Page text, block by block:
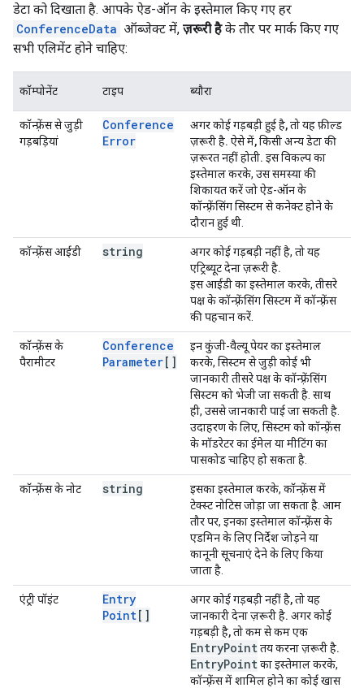
डेटा को दिखाता है. आपके ऐड-ऑन के इस्तेमाल किए गए हर
ConferenceData ऑब्जेक्ट में, ज़रूरी हैके तौर पर मार्क किए गए
सभी एलिमेंट होने चाहिए:
कॉम्पोनेंट टाइप ब्यौरा
कॉन्फ़्रेंस से जुड़ी
गड़बड़ियां
Conference
Error
अगर कोई गड़बड़ी हुई है, तो यह फ़ील्ड
ज़रूरी है. ऐसे में, किसी अन्य डेटा की
ज़रूरत नहीं होती. इस विकल्प का
इस्तेमाल करके, उस समस्या की
शिकायत करें जो ऐड-ऑन के
कॉन्फ़्रेंसिंग सिस्टम से कनेक्ट होने के
दौरान हुई थी.
कॉन्फ़्रेंस आईडी string अगर कोई गड़बड़ी नहीं है, तोयह
एट्रिब्यूट देना ज़रूरी है.
इस आईडी का इस्तेमाल करके, तीसरे
पक्ष के कॉन्फ़्रेंसिंग सिस्टम में कॉन्फ़्रेंस
की पहचान करें.
कॉन्फ़्रेंस के
पैरामीटर
Conference
Parameter[]
इन कुंजी-वैल्यू पेयर का इस्तेमाल
करके, सिस्टम से जुड़ी कोई भी
जानकारी तीसरे पक्ष के कॉन्फ़्रेंसिंग
सिस्टम को भेजी जा सकती है. साथ
ही, उससे जानकारी पाई जा सकती है.
उदाहरण के लिए, सिस्टम को कॉन्फ़्रेंस
के मॉडरेटर का ईमेल या मीटिंग का
पासकोड चाहिए हो सकता है.
कॉन्फ़्रेंस के नोट string
इसका इस्तेमाल करके, कॉन्फ़्रेंस में
टेक्स्ट नोटिस जोड़ा जा सकता है. आम
तौर पर, इनका इस्तेमाल कॉन्फ़्रेंस के
एडमिन के लिए निर्देश जोड़ने या
कानूनी सूचनाएं देने के लिए किया
जाता है.
एंट्री पॉइंट
Entry
Point[]
अगर कोई गड़बड़ी नहीं है, तो यह
जानकारी देना ज़रूरी है. अगर कोई
गड़बड़ी है, तो कम से कम एक
EntryPointतय करना ज़रूरी है.
EntryPointका इस्तेमाल करके,
कॉन्फ़्रेंस में शामिल होने का कोई खास